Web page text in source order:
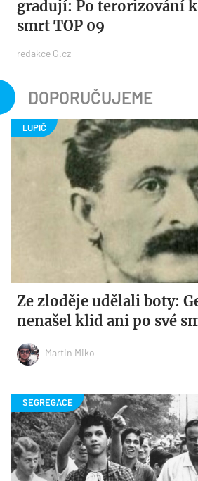
gradují: Po terorizování
smrt TOP 09
redakce G.cz
DOPORUČUJEME
Ze zloděje udělali boty:
nenašel klid ani po své
Martin Miko